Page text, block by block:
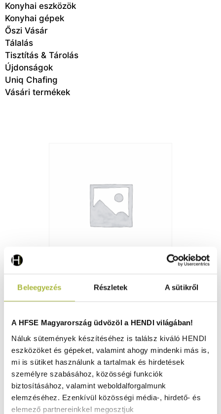
Beleegyezés Részletek A sütikről
A HFSE Magyarország üdvözöl a HENDI világában!
Náluk sütemények készítéséhez is találsz kiváló HENDI
eszközöket és gépeket, valamint ahogy mindenki más is,
mi is sütiket használunk a tartalmak és hirdetések
személyre szabásához, közösségi funkciók
biztosításához, valamint weboldalforgalmunk
elemzéséhez. Ezenkívül közösségi média-, hirdető- és
elemező partnereinkkel megosztjuk
Konyhai eszközök
Konyhai gépek
Őszi Vásár
Tálalás
Tisztítás & Tárolás
Újdonságok
Uniq Chafing
Vásári termékek
Serpenyő – Classic steel – ø240x(H)45 mm - HENDI
7.560Ft
(5.953Ft+ ÁFA)
KOSÁRBA